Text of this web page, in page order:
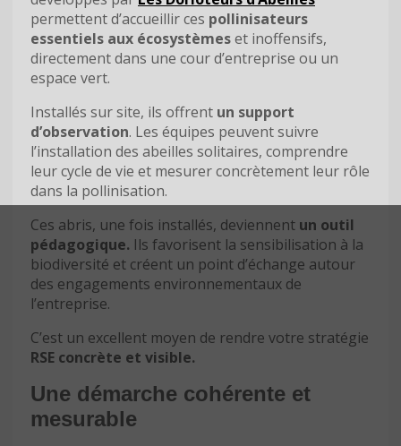
permettent d’accueillir ces pollinisateurs
essentiels aux écosystèmeset inoffensifs,
directement dans une cour d’entreprise ou un
espace vert.
Installés sur site, ils offrent un support
d’observation. Les équipes peuvent suivre
l’installation des abeilles solitaires, comprendre
leur cycle de vie et mesurer concrètement leur rôle
dans la pollinisation.
Ces abris, une fois installés, deviennent un outil
pédagogique. Ils favorisent la sensibilisation à la
biodiversité et créent un point d’échange autour
des engagements environnementaux de
l’entreprise.
C’est un excellent moyen de rendre votre stratégie
RSE concrète et visible.
Une démarche cohérente et
mesurable